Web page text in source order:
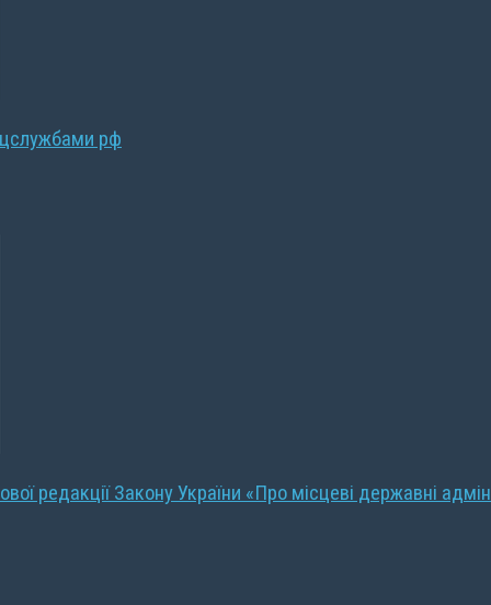
рф
редакції Закону України «Про місцеві державні